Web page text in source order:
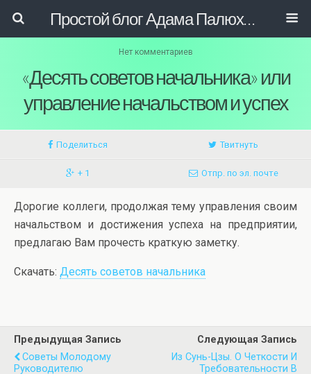
Простой блог Адама Палюховича
Нет комментариев
«Десять советов начальника» или
управление начальством и успех
Поделиться Твитнуть
+ 1 Отпр. по эл. почте
Дорогие коллеги, продолжая тему управления своим
начальством и достижения успеха на предприятии,
предлагаю Вам прочесть краткую заметку.
Скачать: Десять советов начальника
Предыдущая Запись
Советы Молодому
Руководителю
Следующая Запись
Из Сунь-Цзы. О Четкости И
Требовательности В